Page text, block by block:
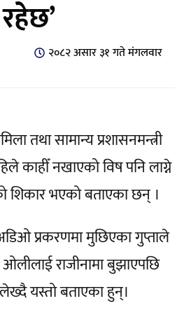
२०८२ असार ३१ गते मंगलवार
तथा सामान्य प्रशासनमन्त्री
काहीँ नखाएको विष पनि लाग्ने
भएको बताएका छन् ।
प्रकरणमा मुछिएका गुप्ताले
ओलीलाई राजीनामा बुझाएपछि
यस्तो बताएका हुन्।